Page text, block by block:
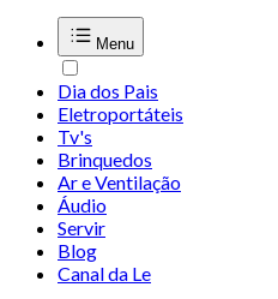
Menu
Dia dos Pais
Eletroportáteis
Tv's
Brinquedos
Ar e Ventilação
Áudio
Servir
Blog
Canal da Le